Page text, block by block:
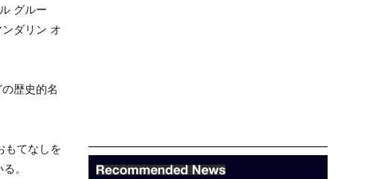
グルー
ダリン オ
歴史的名
もてなしを
。